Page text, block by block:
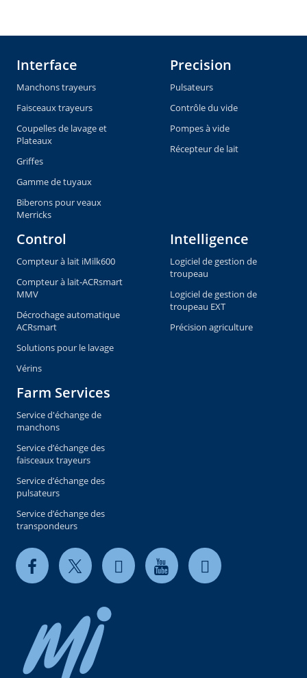
Interface
Manchons trayeurs
Faisceaux trayeurs
Coupelles de lavage et
Plateaux
Griffes
Gamme de tuyaux
Biberons pour veaux
Merricks
Precision
Pulsateurs
Contrôle du vide
Pompes à vide
Récepteur de lait
Control
Compteur à lait iMilk600
Compteur à lait-ACRsmart
MMV
Décrochage automatique
ACRsmart
Solutions pour le lavage
Vérins
Intelligence
Logiciel de gestion de
troupeau
Logiciel de gestion de
troupeau EXT
Précision agriculture
Farm Services
Service d'échange de
manchons
Service d’échange des
faisceaux trayeurs
Service d’échange des
pulsateurs
Service d’échange des
transpondeurs